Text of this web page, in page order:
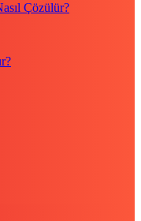
Çözülür?